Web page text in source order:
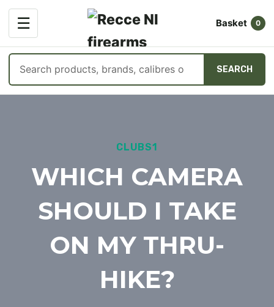
☰
OPEN
MENU
Basket 0
products
SEARCH
CLUBS1
WHICH CAMERA
SHOULD I TAKE
ON MY THRU-
HIKE?